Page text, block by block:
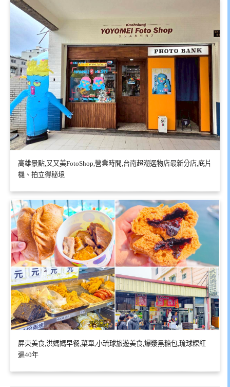
高雄景點,又又美FotoShop,營業時間,台南超潮選物店最新分店,底片
機、拍立得秘境
屏東美食,洪媽媽早餐,菜單,小琉球旅遊美食,爆漿黑糖包,琉球粿紅
遍40年